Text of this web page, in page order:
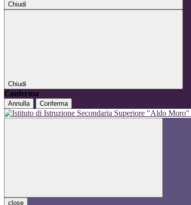
Chiudi
Chiudi
Conferma
Annulla Conferma
close